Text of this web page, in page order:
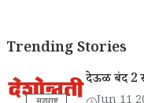
Trending Stories
देऊळ बंद 2